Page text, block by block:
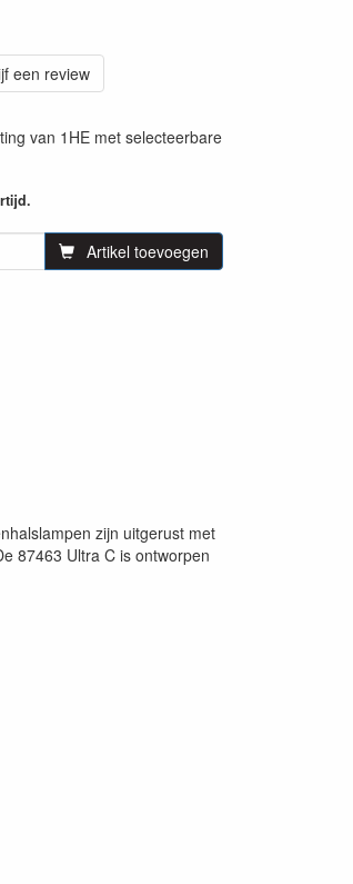
een review
van 1HE met selecteerbare
Artikel toevoegen
zijn uitgerust met
87463 Ultra C is ontworpen